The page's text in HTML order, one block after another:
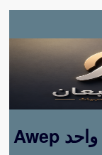
Awep جميع الحقوق محفوظة عالم واحد